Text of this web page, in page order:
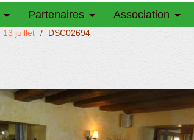
Partenaires Association
13 juillet / DSC02694